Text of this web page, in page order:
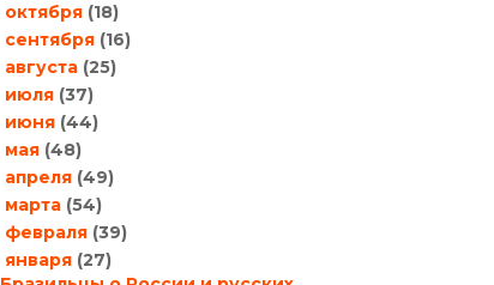
октября (18)
сентября (16)
августа (25)
июля (37)
июня (44)
мая (48)
апреля (49)
марта (54)
февраля (39)
января (27)